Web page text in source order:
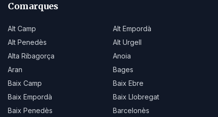
Comarques
Alt Camp
Alt Empordà
Alt Penedès
Alt Urgell
Alta Ribagorça
Anoia
Aran
Bages
Baix Camp
Baix Ebre
Baix Empordà
Baix Llobregat
Baix Penedès
Barcelonès